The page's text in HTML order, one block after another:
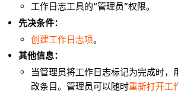
工作日志工具的“管理员”权限。
先决条件：
创建工作日志项。
其他信息：
当管理员将工作日志标记为完成时，
改条目。管理员可以随时重新打开工